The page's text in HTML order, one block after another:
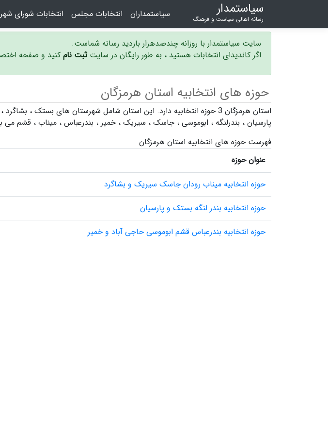
سیاستمدار
رسانه اهالی سیاست و فرهنگ سیاستمداران انتخابات مجلس انتخابات شورای
سایت سیاستمدار با روزانه چندصدهزار بازدید رسانه شماست.
اگر کاندیدای انتخابات هستید ، به طور رایگان در سایت ثبت نامکنید و صفحه
حوزه های انتخابیه استان هرمزگان
استان هرمزگان 3 حوزه انتخابیه دارد. این استان شامل شهرستان های بستک ، بشاگرد ،
پارسیان ، بندرلنگه ، ابوموسی ، جاسک ، سیریک ، خمیر ، بندرعباس ، میناب ، قشممی
فهرست حوزه های انتخابیه استان هرمزگان
عنوان حوزه
حوزه انتخابیه میناب رودان جاسک سیریک و بشاگرد
حوزه انتخابیه بندر لنگه بستک و پارسیان
حوزه انتخابیه بندرعباس قشم ابوموسی حاجی آباد و خمیر